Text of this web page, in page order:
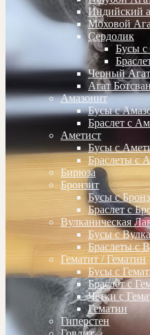
Индийский
Моховой
Сердолик
Бусы с
Черный Агат
Агат
Амазонит
Бусы с
Браслет с
Аметист
Бусы с
Браслеты с
Бирюза
Бронзит
Бусы с
Браслет с
Вулканическая
Бусы с
Браслеты с
Гематит / Гематин
Бусы с
Браслет с
Четки с
Гематин
Гиперстен